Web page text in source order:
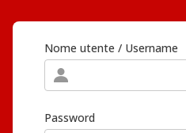
Nome utente / Username
Password